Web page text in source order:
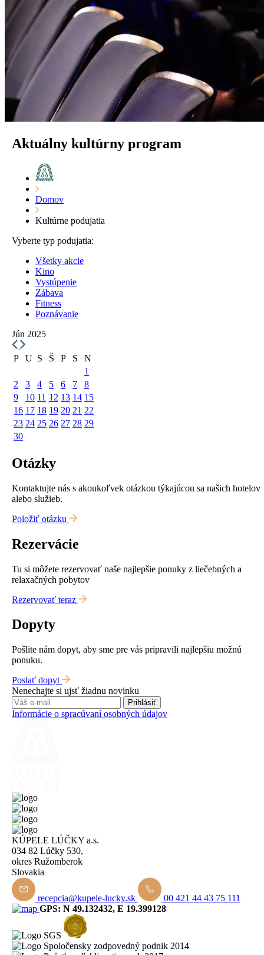
Aktuálny kultúrny program
Domov
Kultúrne podujatia
Vyberte typ podujatia:
Všetky akcie
Kino
Vystúpenie
Zábava
Fitness
Poznávanie
Jún 2025
P U S Š P S
N
1
2
3 4 5 6 7
8
9
10 11 12 13 14 15
16 17 18 19 20 21 22
23 24 25 26 27 28 29
30
Otázky
Kontaktujte nás s akoukoľvek otázkou týkajúcou sa našich hotelov
alebo služieb.
Položiť otázku
Rezervácie
Tu si môžete rezervovať naše najlepšie ponuky z liečebných a
relaxačných pobytov
Rezervovať teraz
Dopyty
Pošlite nám dopyt, aby sme pre vás pripravili najlepšiu možnú
ponuku.
Poslať dopyt
Nenechajte si ujsť žiadnu novinku
Prihlásiť
Informácie o spracúvaní osobných údajov
KÚPELE LÚČKY a.s.
034 82 Lúčky 530,
okres Ružomberok
Slovakia
recepcia@kupele-lucky.sk
00 421 44 43 75 111
GPS: N 49.132432, E 19.399128